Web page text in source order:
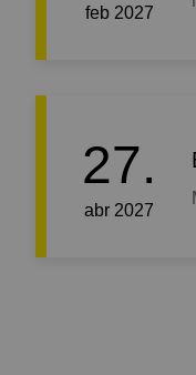
feb 2027
27.
abr 2027